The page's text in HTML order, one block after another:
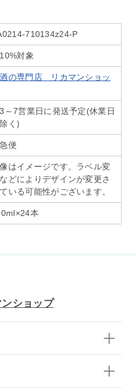
710134z24-P
対象
の専門店 リカマンショッ
～7営業日に発送予定(休業日
く)
便
はイメージです。ラベル変
どによりデザインが変更さ
いる可能性がございます。
本
ショップ